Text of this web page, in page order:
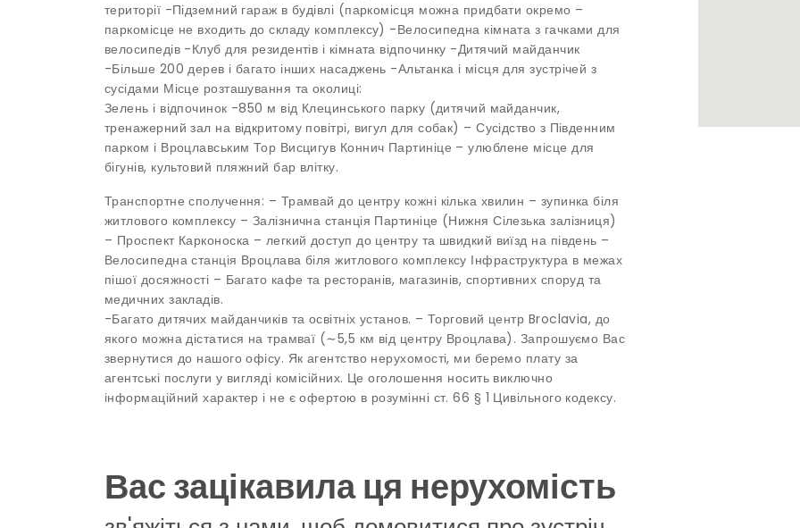
території -Підземний гараж в будівлі (паркомісця можна придбати окремо –
паркомісце не входить до складу комплексу) -Велосипедна кімната з гачками для
велосипедів -Клуб для резидентів і кімната відпочинку -Дитячий майданчик
-Більше 200 дерев і багато інших насаджень -Альтанка і місця для зустрічей з
сусідами Місце розташування та околиці:
Зелень і відпочинок -850 м від Клецинського парку (дитячий майданчик,
тренажерний зал на відкритому повітрі, вигул для собак) – Сусідство з Південним
парком і Вроцлавським Тор Висцигув Коннич Партиніце – улюблене місце для
бігунів, культовий пляжний бар влітку.
Транспортне сполучення: – Трамвай до центру кожні кілька хвилин – зупинка біля
житлового комплексу – Залізнична станція Партиніце (Нижня Сілезька залізниця)
– Проспект Карконоска – легкий доступ до центру та швидкий виїзд на південь –
Велосипедна станція Вроцлава біля житлового комплексу Інфраструктура в межах
пішої досяжності – Багато кафе та ресторанів, магазинів, спортивних споруд та
медичних закладів.
-Багато дитячих майданчиків та освітніх установ. – Торговий центр Broclavia, до
якого можна дістатися на трамваї (∼5,5 км від центру Вроцлава). Запрошуємо Вас
звернутися до нашого офісу. Як агентство нерухомості, ми беремо плату за
агентські послуги у вигляді комісійних. Це оголошення носить виключно
інформаційний характер і не є офертою в розумінні ст. 66 § 1 Цивільного кодексу.
Вас зацікавила ця нерухомість